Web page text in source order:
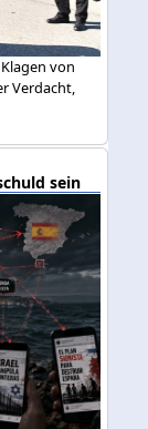
von
Verdacht,
sein